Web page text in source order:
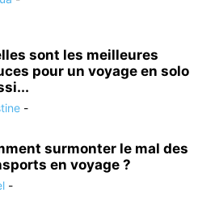
sont les meilleures
pour un voyage en solo
-
surmonter le mal des
en voyage ?
-